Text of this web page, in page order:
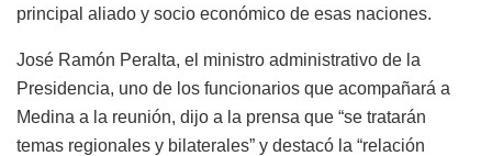
principal aliado y socio económico de esas naciones.
José Ramón Peralta, el ministro administrativo de la
Presidencia, uno de los funcionarios que acompañará a
Medina a la reunión, dijo a la prensa que “se tratarán
temas regionales y bilaterales” y destacó la “relación